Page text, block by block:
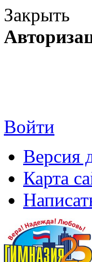
Закрыть
Войти
Версия
Карта